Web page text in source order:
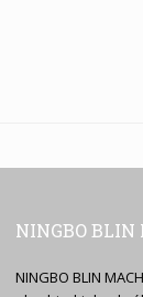
NINGBO BLIN
NINGBO BLIN